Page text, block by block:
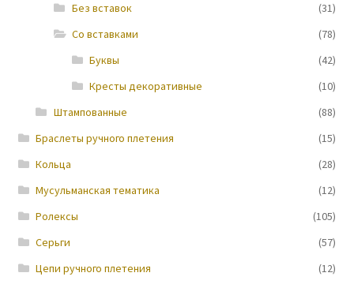
Новости Без вставок
(31)
Со вставками
(78)
Буквы
(42)
Кресты декоративные
(10)
Штампованные
(88)
Браслеты ручного плетения
(15)
Кольца
(28)
Мусульманская тематика
(12)
Ролексы
(105)
Серьги
(57)
Цепи ручного плетения
(12)